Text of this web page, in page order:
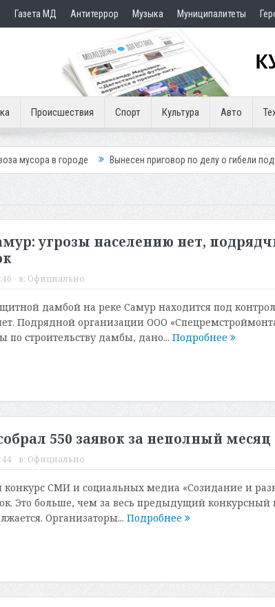
Газета МД Антитеррор Музыка Муниципалитеты
Происшествия Спорт Культура Авто
Вынесен приговор по делу о гибели подростка в ДТП
угрозы населению нет,
в: Официально
дамбой на реке Самур находится под
Подрядной организации ООО
по строительству дамбы, дано... Подробнее
550 заявок за неполный месяц
в: Официально
конкурс СМИ и социальных медиа «Созидание и
Это больше, чем за весь предыдущий конкурсный
Организаторы... Подробнее